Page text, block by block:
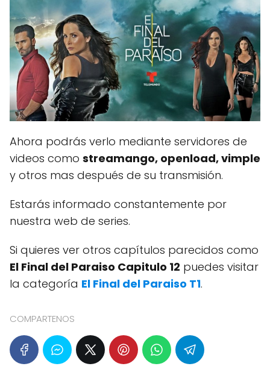
Ahora podrás verlo mediante servidores de
videos como streamango, openload, vimple
y otros mas después de su transmisión.
Estarás informado constantemente por
nuestra web de series.
Si quieres ver otros capítulos parecidos como
El Final del Paraiso Capitulo 12 puedes visitar
la categoría El Final del Paraiso T1.
COMPARTENOS